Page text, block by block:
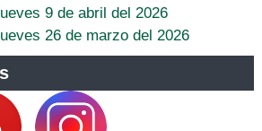
9 de abril del 2026
26 de marzo del 2026